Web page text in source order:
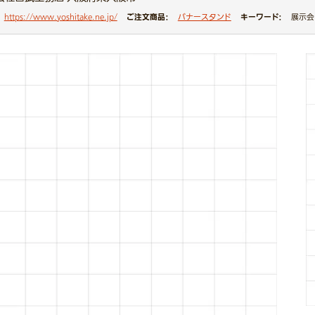
https://www.yoshitake.ne.jp/ ご注文商品： バナースタンド キーワード： 展示会